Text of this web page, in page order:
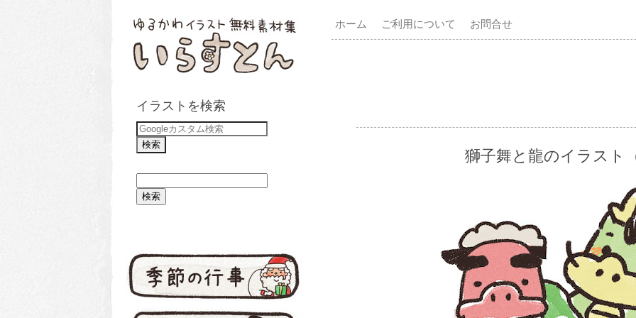
イラストを検索
ホーム ご利用について お問合せ
獅子舞と龍のイラスト